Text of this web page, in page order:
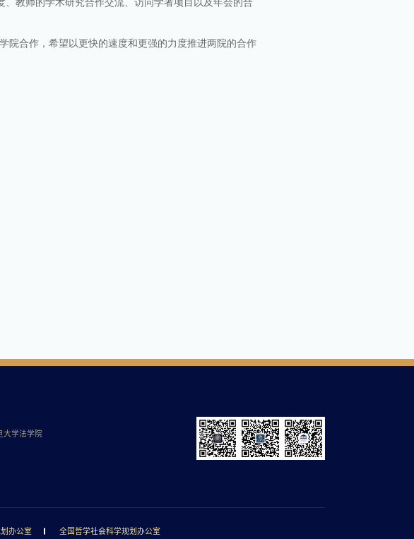
教师的学术研究合作交流、访问学者项目以及年会的合
院合作，希望以更快的速度和更强的力度推进两院的合作
大学法学院
办公室 全国哲学社会科学规划办公室